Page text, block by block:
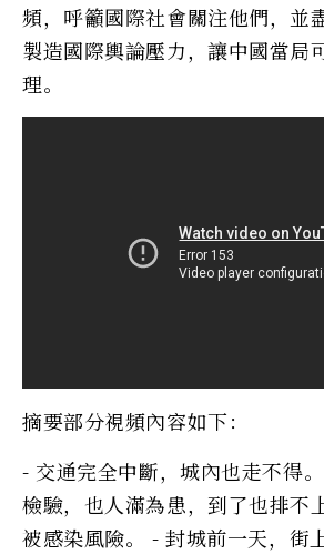
頻，呼籲國際社會關注他們，並
製造國際輿論壓力，讓中國當局
理。
摘要部分視頻內容如下：
- 交通完全中斷，城內也走不得
檢驗，也人滿為患，到了也排不
被感染風險。 - 封城前一天，街